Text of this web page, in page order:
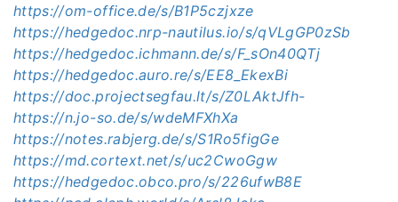
https://om-office.de/s/B1P5czjxze
https://hedgedoc.nrp-nautilus.io/s/qVLgGP0zSb
https://hedgedoc.ichmann.de/s/F_sOn40QTj
https://hedgedoc.auro.re/s/EE8_EkexBi
https://doc.projectsegfau.lt/s/Z0LAktJfh-
https://n.jo-so.de/s/wdeMFXhXa
https://notes.rabjerg.de/s/S1Ro5figGe
https://md.cortext.net/s/uc2CwoGgw
https://hedgedoc.obco.pro/s/226ufwB8E